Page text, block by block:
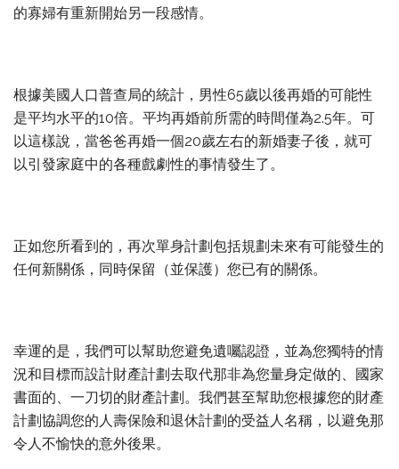
的寡婦有重新開始另一段感情。
根據美國人口普查局的統計，男性65歲以後再婚的可能性
是平均水平的10倍。平均再婚前所需的時間僅為2.5年。可
以這樣說，當爸爸再婚一個20歲左右的新婚妻子後，就可
以引發家庭中的各種戲劇性的事情發生了。
正如您所看到的，再次單身計劃包括規劃未來有可能發生的
任何新關係，同時保留（並保護）您已有的關係。
幸運的是，我們可以幫助您避免遺囑認證，並為您獨特的情
況和目標而設計財產計劃去取代那非為您量身定做的、國家
書面的、一刀切的財產計劃。我們甚至幫助您根據您的財產
計劃協調您的人壽保險和退休計劃的受益人名稱，以避免那
令人不愉快的意外後果。